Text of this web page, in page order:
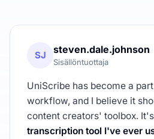
SJ steven.dale.johnson
Sisällöntuottaja
UniScribe has become a
workflow, and I believe it
content creators' toolbox.
transcription tool I've ever